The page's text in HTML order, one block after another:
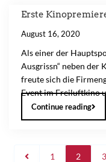
Erste
August 16, 2020
Als einer der
Ausgrissn“ neben der
freute sich die
Event im Freiluftkino
Continue reading
1 2 3